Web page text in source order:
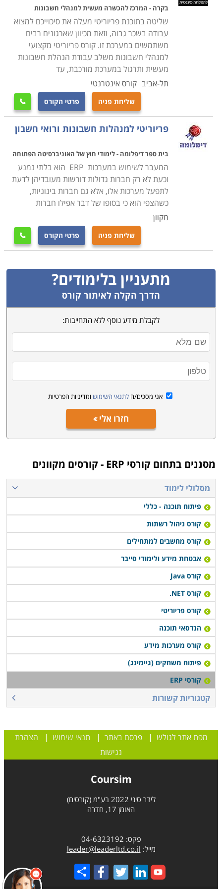
חברות ייעודיות, מחזיקות חברות התוכנה גם מפתחים
שתפקידם הינו לשדרג את התוכנות ולהתאימן להתפתחויות
בעולם המחשוב.
הינן בבחינת חובה עבור כל חברה גדולה, אך
חברות קטנות יותר נוטות לוותר עליהן בשל העלויות. מסיבה
זו החליטו חברות ה- ERP לפתח גרסת לייט אשר עלותה
תהיה נמוכה יותר, כך שהן יוכלו לחדור גם לשוק החברות
הבינוניות. הוצאת גרסה זו תייצר מקומות עבודה רבים
בתחום ה-
ERP
לימודי ERP
החלק הראשון מוקדש לבסיס הכללי, ואילו החלק השני
מוקדש להתמחות במודולים השונים. כך לדוגמה יכול
סטודנט להתמחות במודול הפיננסי הנקרא FI או לחלופין
להתמחות במודול הלוגיסטי הנקרא MM
.
בקרה - המרכז להכשרה מעשית למנהלי חשבונות
שליטה בתוכנת פריוריטי מעלה את סיכוייכם למצוא
עבודה בשכר גבוה, וזאת מכיוון שארגונים רבים
משתמשים במערכת זו. קורס פריוריטי מקצועי
למנהלי חשבונות משלב עבודת הנהלת חשבונות
מעשית ותרגול במערכת מורכבת, עד
תל-אביב קורס אינטרנטי
שליחת פניה פרטי הקורס 
פריוריטי למנהלות חשבונות ורואי חשבון
בית ספר דיפלומה - לימודי חוץ של האוניברסיטה הפתוחה
המעבר לשימוש במערכות ERP הוא בלתי נמנע
וכעת לא רק חברות גדולות דורשות מעובדיהן לדעת
לתפעל מערכות אלו, אלא גם חברות בינוניות,
כשהצפי הוא כי בסופו של דבר אפילו חברות
מקוון
שליחת פניה פרטי הקורס 
מתעניין בלימודים?
הדרך הקלה לאיתור קורס
לקבלת מידע נוסף ללא התחייבות:
אני מסכים/ה לתנאי השימוש ומדיניות הפרטיות
חזרו אלי
מסננים בתחום קורסי ERP - קורסים מקוונים
מסלולי לימוד
פיתוח תוכנה - כללי
קורס ניהול רשתות
קורס מחשבים למתחילים
אבטחת מידע ולימודי סייבר
קורס Java
קורס NET.
קורס פריוריטי
הנדסאי תוכנה
קורס מערכות מידע
פיתוח משחקים (גיימינג)
קורסי ERP
קטגוריות קשורות
מפת אתר לגולש |פרסם באתר | תנאי שימוש | הצהרת
נגישות
Coursim
לידר סיני 2022 בע"מ (קורסים)
האומן 17, חדרה
פקס: 04-6323192
מייל: leader@leaderltd.co.il
Share